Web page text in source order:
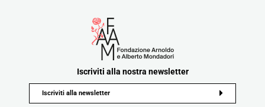
Iscriviti alla nostra newsletter